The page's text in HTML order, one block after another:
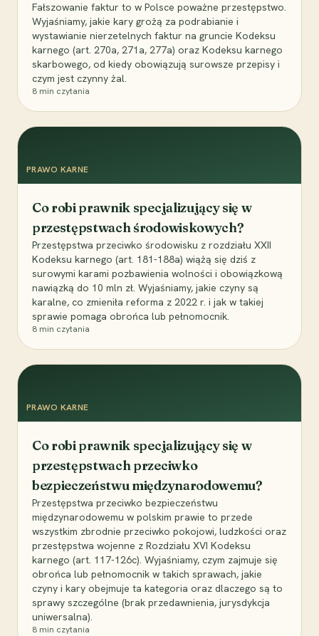
Fałszowanie faktur to w Polsce poważne przestępstwo.
Wyjaśniamy, jakie kary grożą za podrabianie i
wystawianie nierzetelnych faktur na gruncie Kodeksu
karnego (art. 270a, 271a, 277a) oraz Kodeksu karnego
skarbowego, od kiedy obowiązują surowsze przepisy i
czym jest czynny żal.
8 min czytania
PRAWO KARNE
Co robi prawnik specjalizujący się w
przestępstwach środowiskowych?
Przestępstwa przeciwko środowisku z rozdziału XXII
Kodeksu karnego (art. 181-188a) wiążą się dziś z
surowymi karami pozbawienia wolności i obowiązkową
nawiązką do 10 mln zł. Wyjaśniamy, jakie czyny są
karalne, co zmieniła reforma z 2022 r. i jak w takiej
sprawie pomaga obrońca lub pełnomocnik.
8 min czytania
PRAWO KARNE
Co robi prawnik specjalizujący się w
przestępstwach przeciwko
bezpieczeństwu międzynarodowemu?
Przestępstwa przeciwko bezpieczeństwu
międzynarodowemu w polskim prawie to przede
wszystkim zbrodnie przeciwko pokojowi, ludzkości oraz
przestępstwa wojenne z Rozdziału XVI Kodeksu
karnego (art. 117-126c). Wyjaśniamy, czym zajmuje się
obrońca lub pełnomocnik w takich sprawach, jakie
czyny i kary obejmuje ta kategoria oraz dlaczego są to
sprawy szczególne (brak przedawnienia, jurysdykcja
uniwersalna).
8 min czytania